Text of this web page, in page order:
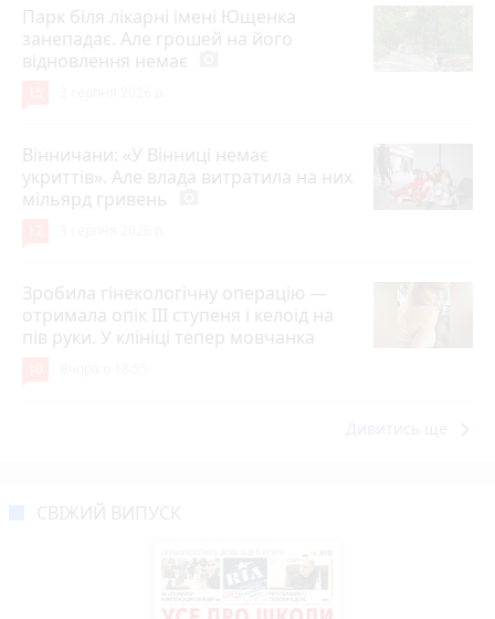
Парк біля лікарні імені Ющенка
занепадає. Але грошей на його
відновлення немає
Вінничани: «У Вінниці немає
укриттів». Але влада витратила на них
мільярд гривень
Зробила гінекологічну операцію —
отримала опік ІІІ ступеня і келоїд на
пів руки. У клініці тепер мовчанка